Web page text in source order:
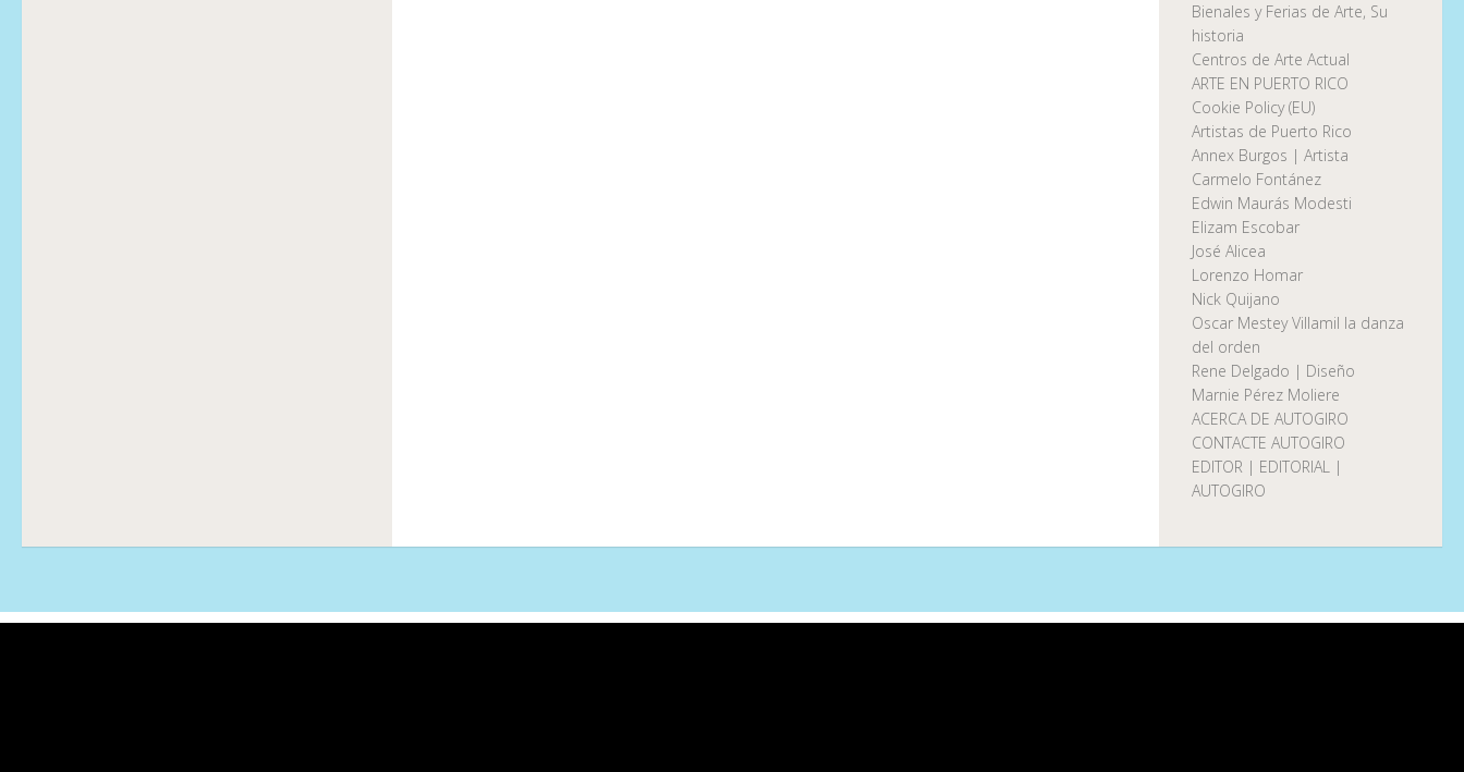
Bienales y Ferias de Arte, Su
historia
Centros de Arte Actual
ARTE EN PUERTO RICO
Cookie Policy (EU)
Artistas de Puerto Rico
Annex Burgos | Artista
Carmelo Fontánez
Edwin Maurás Modesti
Elizam Escobar
José Alicea
Lorenzo Homar
Nick Quijano
Oscar Mestey Villamil la danza
del orden
Rene Delgado | Diseño
Marnie Pérez Moliere
ACERCA DE AUTOGIRO
CONTACTE AUTOGIRO
EDITOR | EDITORIAL |
AUTOGIRO